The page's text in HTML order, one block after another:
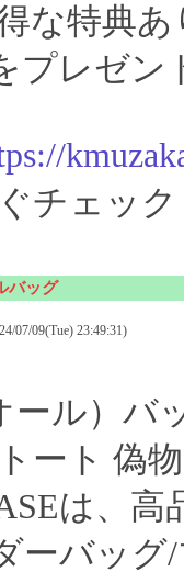
な特典
プレゼン
チェック
バッグ
07/09(Tue) 23:49:31)
ール）バ
ート 偽
は、
ーバッ